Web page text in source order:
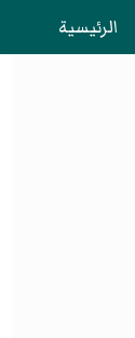
الرئيسية